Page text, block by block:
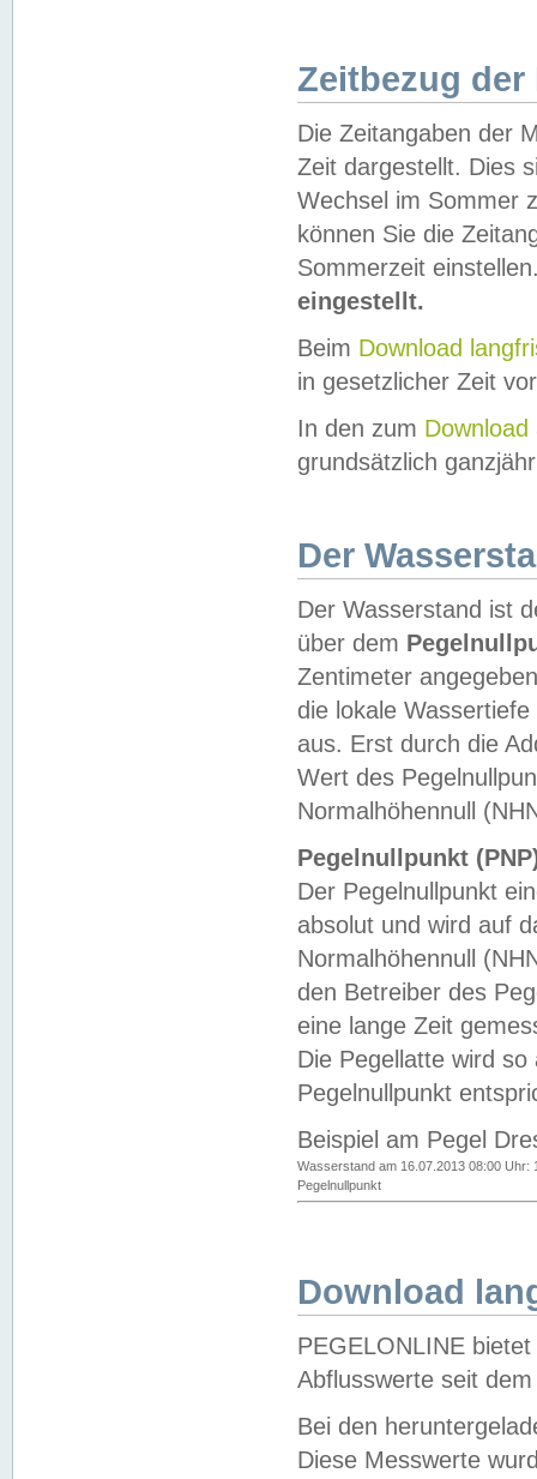
Zeitbezug der
Die Zeitangaben der
Zeit dargestellt. Dies
Wechsel im Sommer
können Sie die
Sommerzeit
eingestellt.
Beim Download
in gesetzlicher Zeit
In den zum Download
grundsätzlich
Der
Der Wasserstand ist
über dem
Zentimeter
die lokale
aus. Erst durch die
Wert des
Normalhöhennull
Pegelnullpunkt
Der Pegelnullpunkt
absolut und wird auf
Normalhöhennull
den Betreiber des
eine lange Zeit
Die Pegellatte wird
Pegelnullpunkt
Beispiel am Pegel
Wasserstand am 16.07.2013 08:00 Uhr:
Pegelnullpunkt
Download
PEGELONLINE
Abflusswerte seit
Bei den
Diese Messwerte